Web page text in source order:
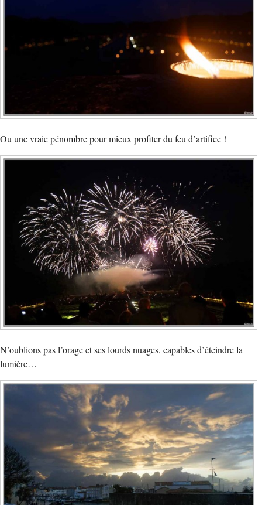
Ou une vraie pénombre pour mieux profiter du feu d’artifice !
N’oublions pas l’orage et ses lourds nuages, capables d’éteindre la
lumière…